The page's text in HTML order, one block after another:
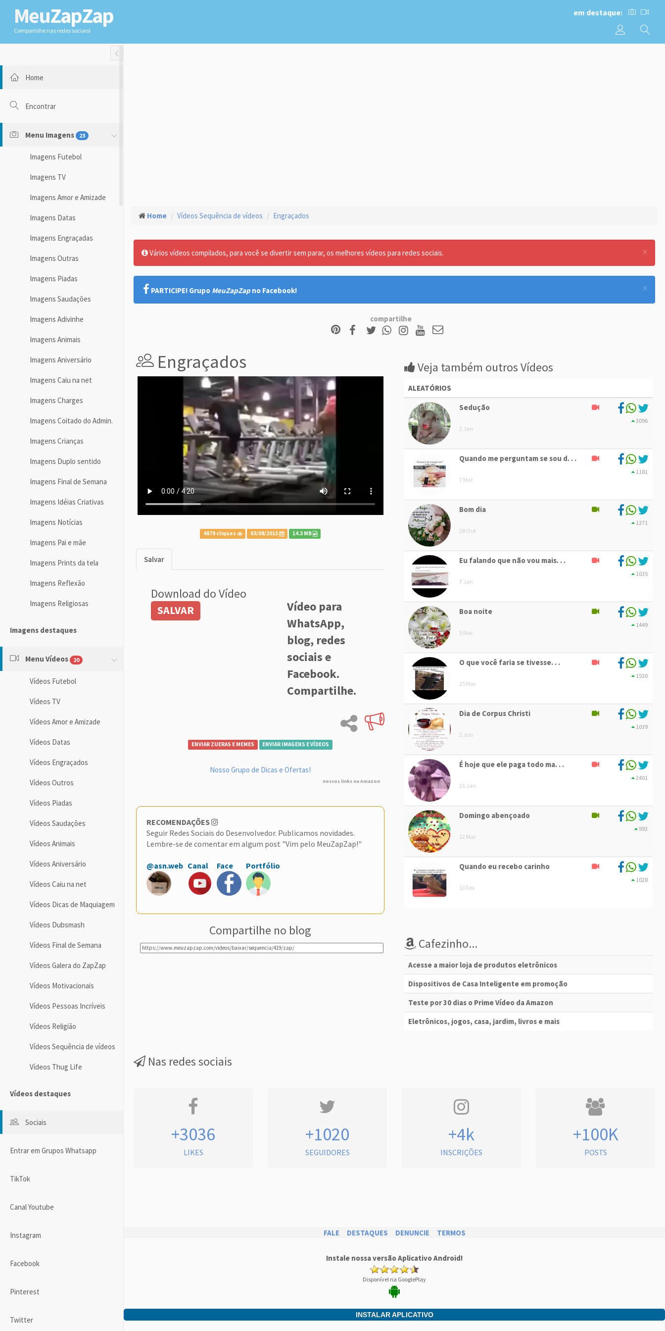
MeuZapZap
Compartilhe nas redes sociais!
em destaque:
Toggle Fullwidth
Home
Encontrar
Menu Imagens 23
Imagens Futebol
Imagens TV
Imagens Amor e Amizade
Imagens Datas
Imagens Engraçadas
Imagens Outras
Imagens Piadas
Imagens Saudações
Imagens Adivinhe
Imagens Animais
Imagens Aniversário
Imagens Caiu na net
Imagens Charges
Imagens Coitado do Admin.
Imagens Crianças
Imagens Duplo sentido
Imagens Final de Semana
Imagens Idéias Criativas
Imagens Notícias
Imagens Pai e mãe
Imagens Prints da tela
Imagens Reflexão
Imagens Religiosas
Imagens destaques
Menu Vídeos 20
Vídeos Futebol
Vídeos TV
Vídeos Amor e Amizade
Vídeos Datas
Vídeos Engraçados
Vídeos Outros
Vídeos Piadas
Vídeos Saudações
Vídeos Animais
Vídeos Aniversário
Vídeos Caiu na net
Vídeos Dicas de Maquiagem
Vídeos Dubsmash
Vídeos Final de Semana
Vídeos Galera do ZapZap
Vídeos Motivacionais
Vídeos Pessoas Incríveis
Vídeos Religião
Vídeos Sequência de vídeos
Vídeos Thug Life
Vídeos destaques
Sociais
Entrar em Grupos Whatsapp
TikTok
Canal Youtube
Instagram
Facebook
Pinterest
Twitter
Home Vídeos Sequência de vídeos Engraçados
×
Vários vídeos compilados, para você se divertir sem parar, os melhores vídeos para redes sociais.
×
PARTICIPE! Grupo MeuZapZap no Facebook!
compartilhe
Engraçados
4879 cliques 03/08/2015 14.3 MB
Salvar
Download do Vídeo
SALVAR
Vídeo para
WhatsApp,
blog, redes
sociais e
Facebook.
Compartilhe.
ENVIAR ZUERAS E MEMES ENVIAR IMAGENS E VÍDEOS
Nosso Grupo de Dicas e Ofertas!
nossos links na Amazon
RECOMENDAÇÕES
Seguir Redes Sociais do Desenvolvedor. Publicamos novidades.
Lembre-se de comentar em algum post "Vim pelo MeuZapZap!"
@asn.web Canal Face Portfólio
Compartilhe no blog
Veja também outros Vídeos
ALEATÓRIOS
Sedução
2 Jan
3096
Quando me perguntam se sou d. . .
7 Mar
1181
Bom dia
28 Out
1371
Eu falando que não vou mais. . .
7 Jan
1035
Boa noite
5 Nov
1449
O que você faria se tivesse. . .
25 Nov
1530
Dia de Corpus Christi
2 Jun
1039
É hoje que ele paga todo ma. . .
21 Jan
2401
Domingo abençoado
12 Mar
993
Quando eu recebo carinho
10 Fev
1028
Cafezinho...
Acesse a maior loja de produtos eletrônicos
Dispositivos de Casa Inteligente em promoção
Teste por 30 dias o Prime Vídeo da Amazon
Eletrônicos, jogos, casa, jardim, livros e mais
Nas redes sociais
+3036
LIKES
+1020
SEGUIDORES
+4k
INSCRIÇÕES
+100K
POSTS
FALE DESTAQUES DENUNCIE TERMOS
Instale nossa versão Aplicativo Android!
Disponível na GooglePlay
INSTALAR APLICATIVO